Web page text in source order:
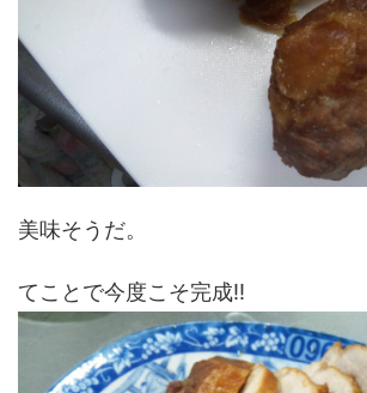
美味そうだ。
てことで今度こそ完成!!